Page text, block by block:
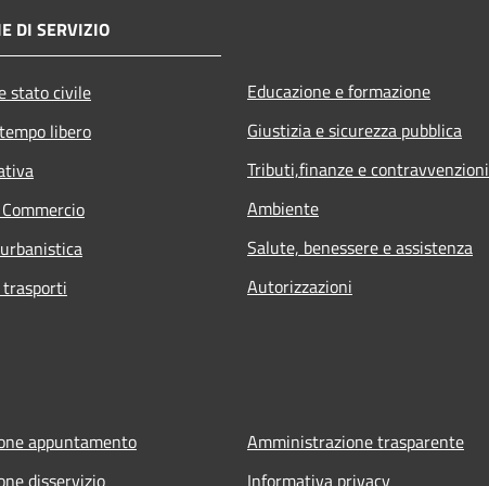
DI SERVIZIO
stato civile
libero
Educazione e formazione
Giustizia e sicurezza pubblica
Tributi,finanze e contravvenzioni
Ambiente
Salute, benessere e assistenza
Autorizzazioni
appuntamento
disservizio
Amministrazione trasparente
Informativa privacy